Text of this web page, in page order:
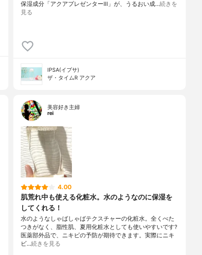
保湿成分「アクアプレゼンターIII」が、うるおい成…続きを
見る
IPSA(イプサ)
ザ・タイムR アクア
美容好き主婦
rei
4.00
肌荒れ中も使える化粧水。水のようなのに保湿を
してくれる！
水のようなしゃばしゃばテクスチャーの化粧水。全くべた
つきがなく、脂性肌、夏用化粧水としても使いやすいです?
医薬部外品で、ニキビの予防が期待できます。実際にニキ
ビ…続きを見る